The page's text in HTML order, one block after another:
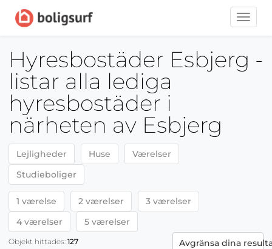
Toggle
Hyresbostäder Esbjerg -
listar alla lediga
hyresbostäder i
närheten av Esbjerg
Lejligheder Huse
Værelser
Studieboliger
1 værelse 2 værelser
3 værelser
4 værelser
5 værelser
Objekt hittades: 127 Avgränsa dina